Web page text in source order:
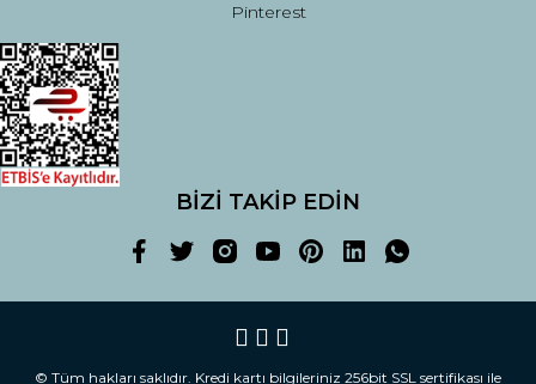
Pinterest
BİZİ TAKİP EDİN
© Tüm hakları saklıdır. Kredi kartı bilgileriniz 256bit SSL sertifikası ile